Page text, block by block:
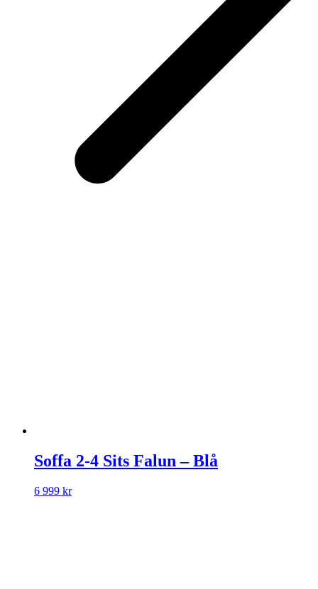
Soffa 2-4 Sits Falun – Blå
6 999 kr